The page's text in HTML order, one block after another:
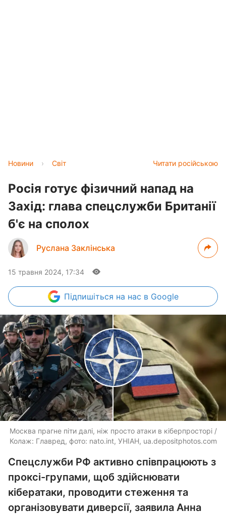
Читати російською
Новини › Світ
Росія готує фізичний напад на
Захід: глава спецслужби Британії
б'є на сполох
Руслана Заклінська
15 травня 2024, 17:34
Підпишіться на нас в Google
Москва прагне піти далі, ніж просто атаки в кіберпросторі /
Колаж: Главред, фото: nato.int, УНІАН, ua.depositphotos.com
Спецслужби РФ активно співпрацюють з
проксі-групами, щоб здійснювати
кібератаки, проводити стеження та
організовувати диверсії, заявила Анна